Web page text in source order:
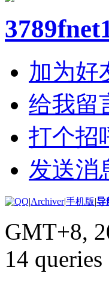
加为好
给我留
打个招
发送消
|Archiver|手机版|导
GMT+8,
14 queries